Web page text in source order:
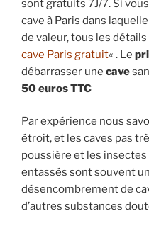
sont gratuits 7J/7. Si
cave à Paris dans
de valeur, tous les détails
cave Paris gratuit« . Le
débarrasser une cave
50 euros TTC
Par expérience nous
étroit, et les caves pas
poussière et les
entassés sont souvent
désencombrement de
d’autres substances